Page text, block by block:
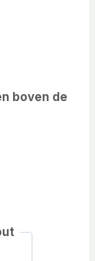
boven de